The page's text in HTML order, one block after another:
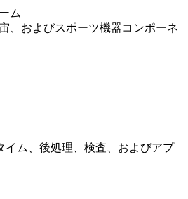
ム
、およびスポーツ機器コンポーネ
イム、後処理、検査、およびアプ